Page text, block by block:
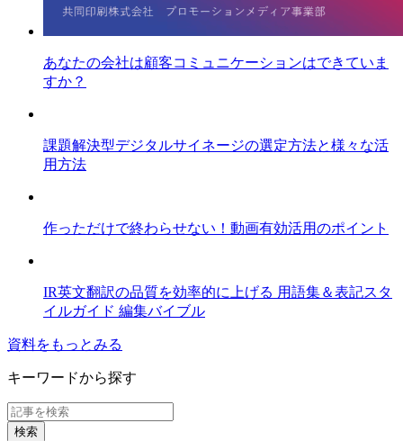
あなたの会社は顧客コミュニケーションはできていま
すか？
課題解決型デジタルサイネージの選定方法と様々な活
用方法
作っただけで終わらせない！動画有効活用のポイント
IR英文翻訳の品質を効率的に上げる 用語集＆表記スタ
イルガイド 編集バイブル
資料をもっとみる
キーワードから探す